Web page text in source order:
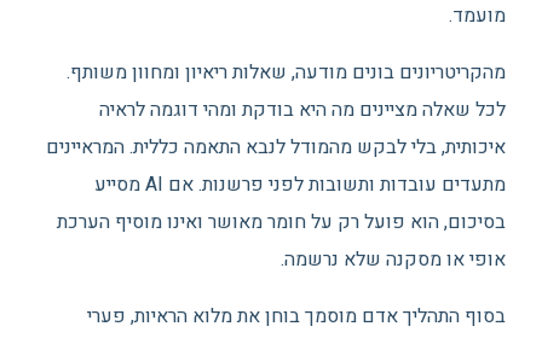
מועמד.
מהקריטריונים בונים מודעה, שאלות ריאיון ומחוון משותף.
לכל שאלה מציינים מה היא בודקת ומהי דוגמה לראיה
איכותית, בלי לבקש מהמודל לנבא התאמה כללית. המראיינים
מתעדים עובדות ותשובות לפני פרשנות. אם AI מסייע
בסיכום, הוא פועל רק על חומר מאושר ואינו מוסיף הערכת
אופי או מסקנה שלא נרשמה.
בסוף התהליך אדם מוסמך בוחן את מלוא הראיות, פערי